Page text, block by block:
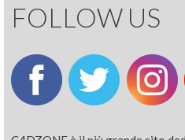
FOLLOW US